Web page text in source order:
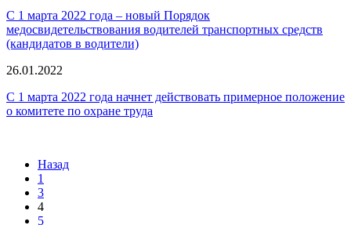
С 1 марта 2022 года – новый Порядок
медосвидетельствования водителей транспортных средств
(кандидатов в водители)
26.01.2022
С 1 марта 2022 года начнет действовать примерное положение
о комитете по охране труда
Назад
1
3
4
5